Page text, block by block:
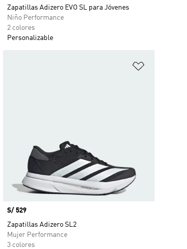
Zapatillas Adizero EVO SL para Jóvenes
Niño Performance
2 colores
Personalizable
Precio
S/ 529
Zapatillas Adizero SL2
Mujer Performance
3 colores